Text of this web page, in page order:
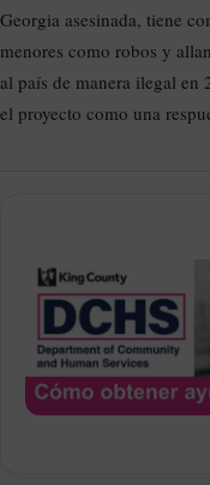
Georgia asesinada, tiene
menores como robos y
al país de manera ilegal
el proyecto como una